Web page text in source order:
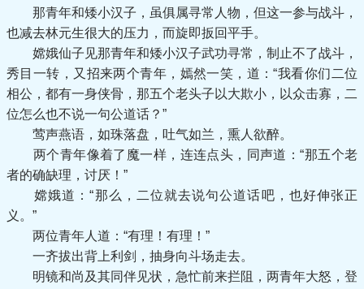
那青年和矮小汉子，虽俱属寻常人物，但这一参与战斗，
也减去林元生很大的压力，而旋即扳回平手。
嫦娥仙子见那青年和矮小汉子武功寻常，制止不了战斗，
秀目一转，又招来两个青年，嫣然一笑，道：“我看你们二位
相公，都有一身侠骨，那五个老头子以大欺小，以众击寡，二
位怎么也不说一句公道话？”
莺声燕语，如珠落盘，吐气如兰，熏人欲醉。
两个青年像着了魔一样，连连点头，同声道：“那五个老
者的确缺理，讨厌！”
嫦娥道：“那么，二位就去说句公道话吧，也好伸张正
义。”
两位青年人道：“有理！有理！”
一齐拔出背上利剑，抽身向斗场走去。
明镜和尚及其同伴见状，急忙前来拦阻，两青年大怒，登